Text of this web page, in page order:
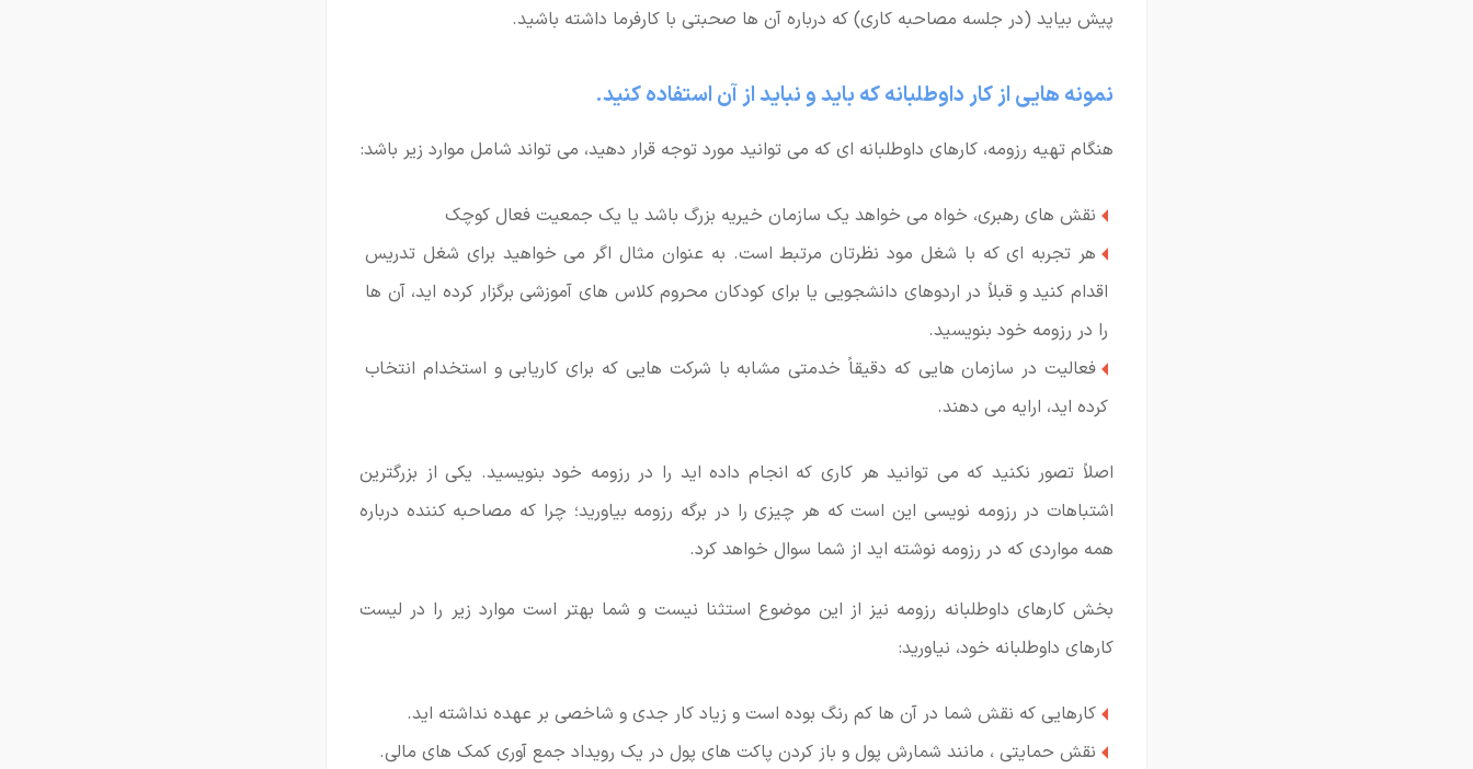
پیش بیاید (در جلسه مصاحبه کاری) که درباره آن ها صحبتی با کارفرما داشته باشید.
نمونه هایی از کار داوطلبانه که باید و نباید از آن استفاده کنید.
هنگام تهیه رزومه، کارهای داوطلبانه ای که می توانید مورد توجه قرار دهید، می تواند شامل موارد زیر باشد:
نقش های رهبری، خواه می خواهد یک سازمان خیریه بزرگ باشد یا یک جمعیت فعال کوچک
هر تجربه ای که با شغل مود نظرتان مرتبط است. به عنوان مثال اگر می خواهید برای شغل تدریس
اقدام کنید و قبلاً در اردوهای دانشجویی یا برای کودکان محروم کلاس های آموزشی برگزار کرده اید، آن ها
را در رزومه خود بنویسید.
فعالیت در سازمان هایی که دقیقاً خدمتی مشابه با شرکت هایی که برای کاریابی و استخدام انتخاب
کرده اید، ارایه می دهند.
اصلاً تصور نکنید که می توانید هر کاری که انجام داده اید را در رزومه خود بنویسید. یکی از بزرگترین
اشتباهات در رزومه نویسی این است که هر چیزی را در برگه رزومه بیاورید؛ چرا که مصاحبه کننده درباره
همه مواردی که در رزومه نوشته اید از شما سوال خواهد کرد.
بخش کارهای داوطلبانه رزومه نیز از این موضوع استثنا نیست و شما بهتر است موارد زیر را در لیست
کارهای داوطلبانه خود، نیاورید:
کارهایی که نقش شما در آن ها کم رنگ بوده است و زیاد کار جدی و شاخصی بر عهده نداشته اید.
نقش حمایتی ، مانند شمارش پول و باز کردن پاکت های پول در یک رویداد جمع آوری کمک های مالی.